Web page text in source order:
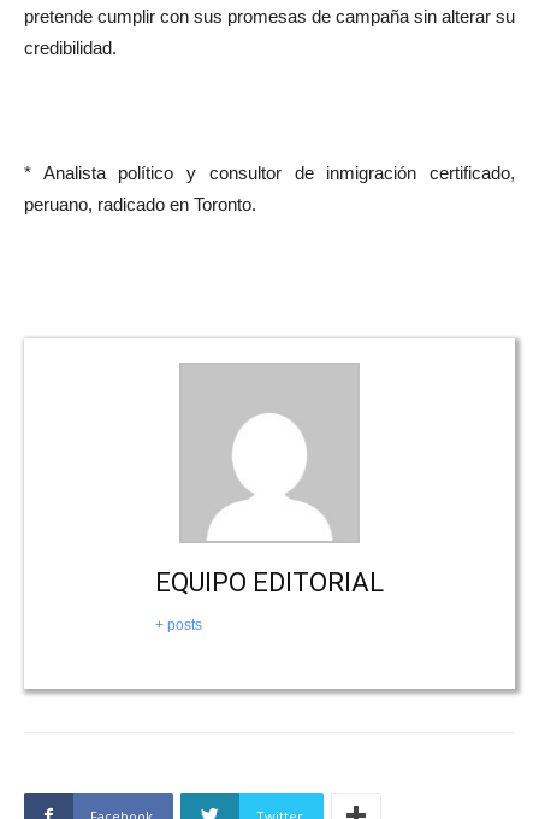
pretende cumplir con sus promesas de campaña sin alterar su
credibilidad.
* Analista político y consultor de inmigración certificado,
peruano, radicado en Toronto.
EQUIPO EDITORIAL
+ posts